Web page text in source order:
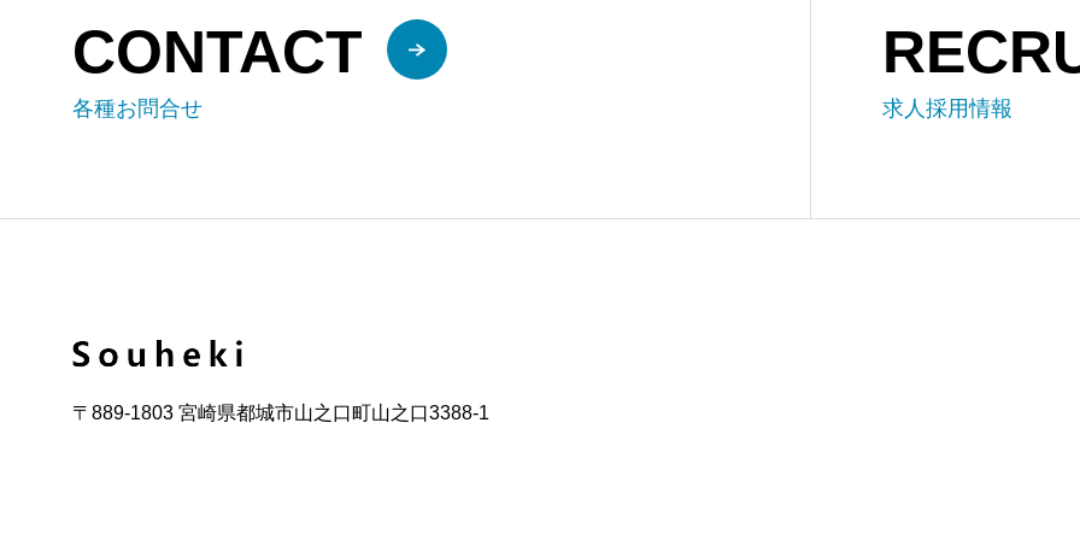
CONTACT
各種お問合せ 求人採用情報
〒889-1803 宮崎県都城市山之口町山之口3388-1